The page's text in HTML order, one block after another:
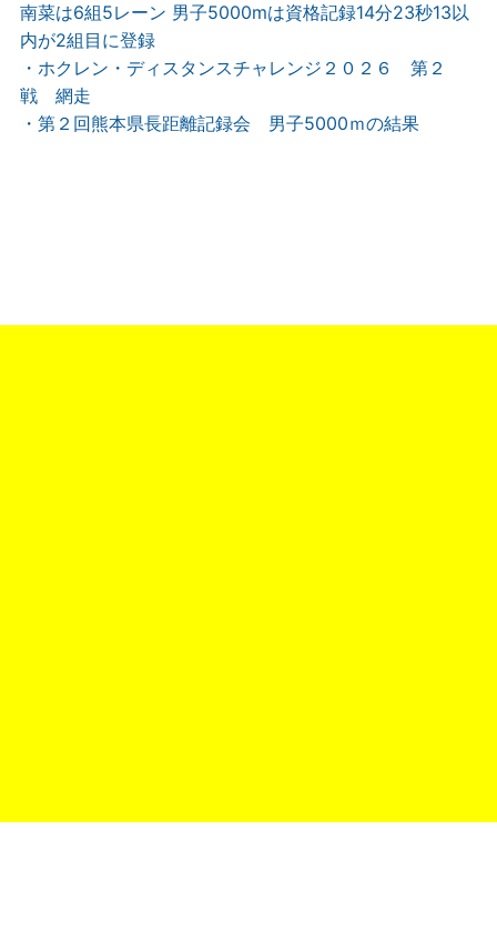
南菜は6組5レーン 男子5000mは資格記録14分23秒13以
内が2組目に登録
・ホクレン・ディスタンスチャレンジ２０２６ 第２
戦 網走
・第２回熊本県長距離記録会 男子5000ｍの結果